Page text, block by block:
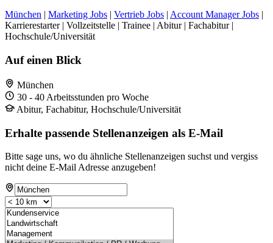
München | Marketing Jobs | Vertrieb Jobs | Account Manager Jobs |
Karrierestarter | Vollzeitstelle | Trainee | Abitur | Fachabitur |
Hochschule/Universität
Auf einen Blick
München
30 - 40 Arbeitsstunden pro Woche
Abitur, Fachabitur, Hochschule/Universität
Erhalte passende Stellenanzeigen als E-Mail
Bitte sage uns, wo du ähnliche Stellenanzeigen suchst und vergiss
nicht deine E-Mail Adresse anzugeben!